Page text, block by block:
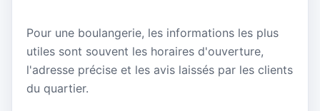
Pour une boulangerie, les informations les plus
utiles sont souvent les horaires d'ouverture,
l'adresse précise et les avis laissés par les clients
du quartier.